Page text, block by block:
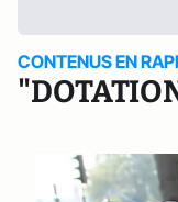
CONTENUS EN